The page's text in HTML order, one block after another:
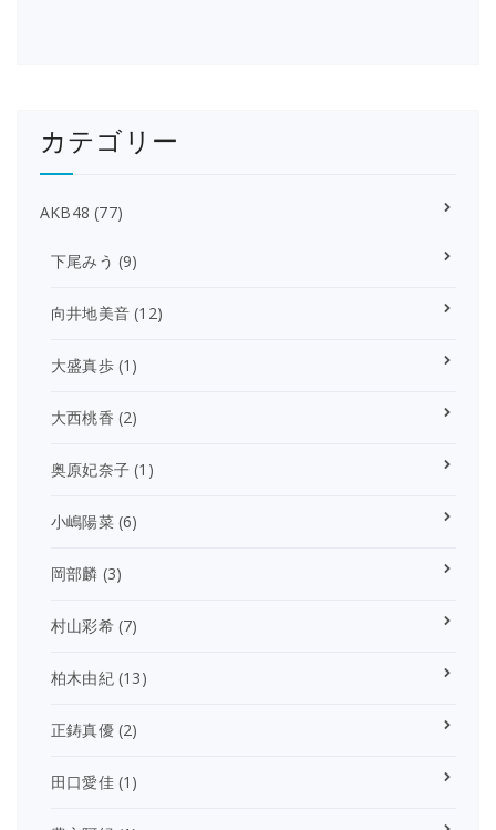
カテゴリー
AKB48 (77)
下尾みう (9)
向井地美音 (12)
大盛真歩(1)
大西桃香 (2)
奥原妃奈子 (1)
小嶋陽菜(6)
岡部麟 (3)
村山彩希(7)
柏木由紀(13)
正鋳真優(2)
田口愛佳(1)